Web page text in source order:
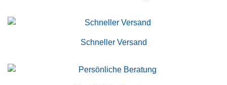
Schneller Versand